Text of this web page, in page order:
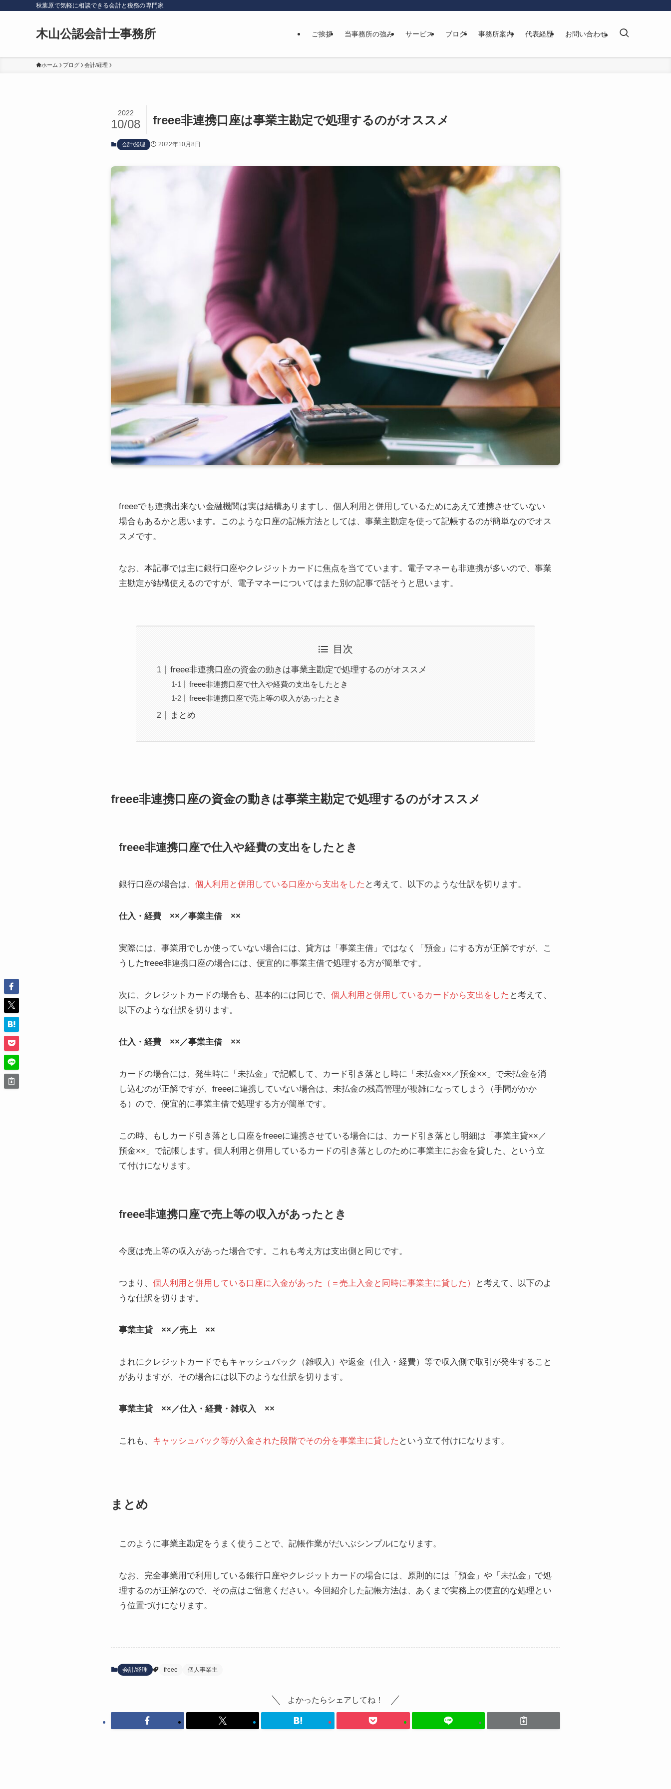
秋葉原で気軽に相談できる会計と税務の専門家
木山公認会計士事務所 ご挨拶 当事務所の強み サービス ブログ 事務所案内 代表経歴 お問い合わせ
ホーム ブログ 会計/経理
freee非連携口座は事業主勘定で処理するのがオススメ
2022
10/08
会計/経理 2022年10月8日
freeeでも連携出来ない金融機関は実は結構ありますし、個人利用と併用しているためにあえて連携させていない
場合もあるかと思います。このような口座の記帳方法としては、事業主勘定を使って記帳するのが簡単なのでオス
スメです。
なお、本記事では主に銀行口座やクレジットカードに焦点を当てています。電子マネーも非連携が多いので、事業
主勘定が結構使えるのですが、電子マネーについてはまた別の記事で話そうと思います。
目次
freee非連携口座の資金の動きは事業主勘定で処理するのがオススメ
freee非連携口座で仕入や経費の支出をしたとき
freee非連携口座で売上等の収入があったとき
まとめ
freee非連携口座の資金の動きは事業主勘定で処理するのがオススメ
freee非連携口座で仕入や経費の支出をしたとき
銀行口座の場合は、 個人利用と併用している口座から支出をした と考えて、以下のような仕訳を切ります。
仕入・経費 ××／事業主借 ××
実際には、事業用でしか使っていない場合には、貸方は「事業主借」ではなく「預金」にする方が正解ですが、こ
うしたfreee非連携口座の場合には、便宜的に事業主借で処理する方が簡単です。
次に、クレジットカードの場合も、基本的には同じで、 個人利用と併用しているカードから支出をした と考えて、
以下のような仕訳を切ります。
仕入・経費 ××／事業主借 ××
カードの場合には、発生時に「未払金」で記帳して、カード引き落とし時に「未払金××／預金××」で未払金を消
し込むのが正解ですが、freeeに連携していない場合は、未払金の残高管理が複雑になってしまう（手間がかか
る）ので、便宜的に事業主借で処理する方が簡単です。
この時、もしカード引き落とし口座をfreeeに連携させている場合には、カード引き落とし明細は「事業主貸××／
預金××」で記帳します。個人利用と併用しているカードの引き落としのために事業主にお金を貸した、という立
て付けになります。
freee非連携口座で売上等の収入があったとき
今度は売上等の収入があった場合です。これも考え方は支出側と同じです。
つまり、 個人利用と併用している口座に入金があった（＝売上入金と同時に事業主に貸した）
と考えて、以下のよ
うな仕訳を切ります。
事業主貸 ××／売上 ××
まれにクレジットカードでもキャッシュバック（雑収入）や返金（仕入・経費）等で収入側で取引が発生すること
がありますが、その場合には以下のような仕訳を切ります。
事業主貸 ××／仕入・経費・雑収入 ××
これも、 キャッシュバック等が入金された段階でその分を事業主に貸した という立て付けになります。
まとめ
このように事業主勘定をうまく使うことで、記帳作業がだいぶシンプルになります。
なお、完全事業用で利用している銀行口座やクレジットカードの場合には、原則的には「預金」や「未払金」で処
理するのが正解なので、その点はご留意ください。今回紹介した記帳方法は、あくまで実務上の便宜的な処理とい
う位置づけになります。
会計/経理 freee 個人事業主
よかったらシェアしてね！